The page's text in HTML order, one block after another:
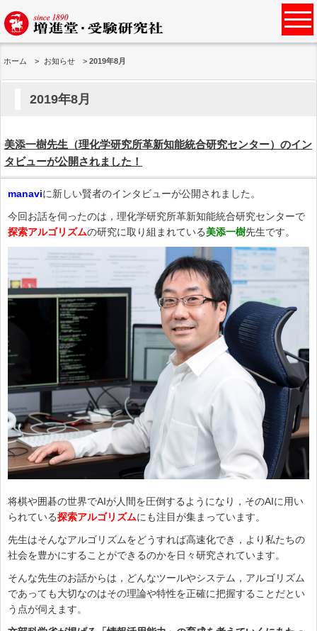
ホーム お知らせ 2019年8月
2019年8月
美添一樹先生（理化学研究所革新知能統合研究センター）のイン
タビューが公開されました！
manaviに新しい賢者のインタビューが公開されました。
今回お話を伺ったのは，理化学研究所革新知能統合研究センターで
探索アルゴリズムの研究に取り組まれている美添一樹先生です。
将棋や囲碁の世界でAIが人間を圧倒するようになり，そのAIに用い
られている探索アルゴリズムにも注目が集まっています。
先生はそんなアルゴリズムをどうすれば高速化でき，より私たちの
社会を豊かにすることができるのかを日々研究されています。
そんな先生のお話からは，どんなツールやシステム，アルゴリズム
であっても大切なのはその理論や特性を正確に把握することだとい
う点が伺えます。